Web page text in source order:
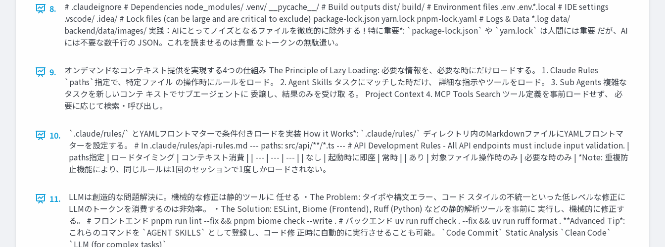
8.
# .claudeignore # Dependencies node_modules/ .venv/ __pycache__/ # Build outputs dist/ build/ # Environment files .env .env.*.local # IDE settings
.vscode/ .idea/ # Lock files (can be large and are critical to exclude) package-lock.json yarn.lock pnpm-lock.yaml # Logs & Data *.log data/
backend/data/images/ 実践：AIにとってノイズとなるファイルを徹底的に除外する ! 特に重要*: `package-lock.json` や `yarn.lock` は人間には重要 だが、AI
には不要な数千行の JSON。これを読ませるのは貴重 なトークンの無駄遣い。
9.
オンデマンドなコンテキスト提供を実現する4つの仕組み The Principle of Lazy Loading: 必要な情報を、必要な時にだけロードする。 1. Claude Rules
`paths`指定で、特定ファイル の操作時にルールをロード。 2. Agent Skills タスクにマッチした時だけ、 詳細な指示やツールをロード。 3. Sub Agents 複雑な
タスクを新しいコンテ キストでサブエージェントに 委譲し、結果のみを受け取 る。 Project Context 4. MCP Tools Search ツール定義を事前ロードせず、 必
要に応じて検索・呼び出し。
10.
`.claude/rules/` とYAMLフロントマターで条件付きロードを実装 How it Works*: `.claude/rules/` ディレクトリ内のMarkdownファイルにYAMLフロントマ
ターを設定する。 # In .claude/rules/api-rules.md --- paths: src/api/**/*.ts --- # API Development Rules - All API endpoints must include input validation. |
paths指定 | ロードタイミング | コンテキスト消費 | | --- | --- | --- | | なし | 起動時に即座 | 常時 | | あり | 対象ファイル操作時のみ | 必要な時のみ | *Note: 重複防
止機能により、同じルールは1回のセッションで1度しかロードされない。
11.
LLMは創造的な問題解決に。機械的な修正は静的ツールに 任せる ・The Problem: タイポや構文エラー、コード スタイルの不統一といった低レベルな修正に
LLMのトークンを消費するのは非効率。 ・The Solution: ESLint, Biome (Frontend), Ruff (Python) などの静的解析ツールを事前に 実行し、機械的に修正す
る。 # フロントエンド pnpm run lint --fix && pnpm biome check --write . # バックエンド uv run ruff check . --fix && uv run ruff format . **Advanced Tip*:
これらのコマンドを `AGENT SKILLS` として登録し、コード修 正時に自動的に実行させることも可能。 `Code Commit` Static Analysis `Clean Code`
`LLM (for complex tasks)`